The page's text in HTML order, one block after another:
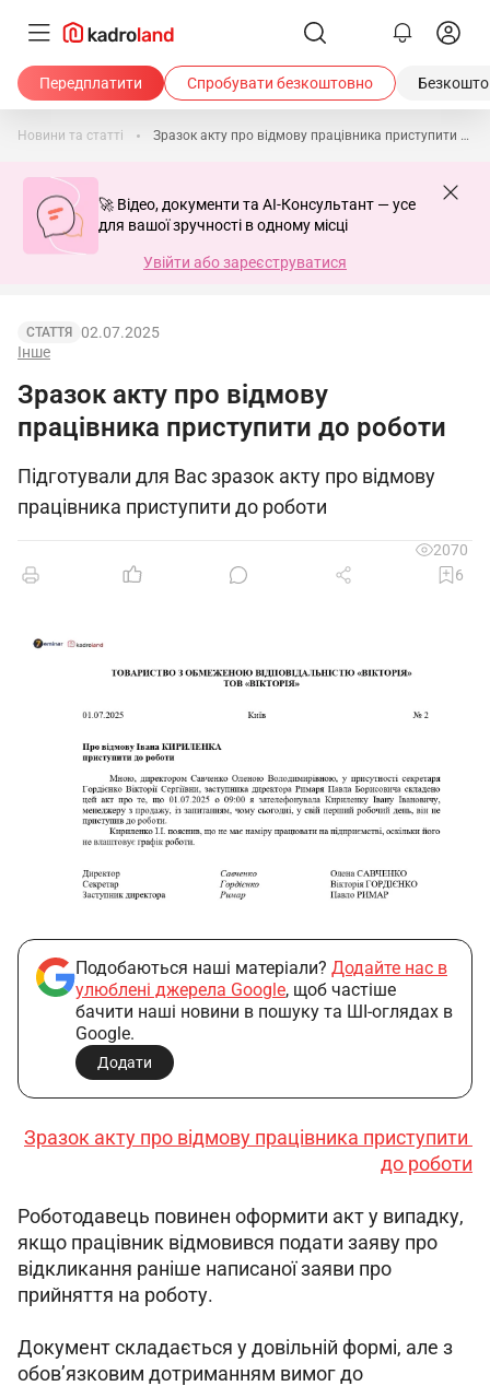
Передплатити Спробувати безкоштовно
Новини та статті Зразок акту про відмову працівника приступити до роботи
🚀 Відео, документи та AI-Консультант — усе
для вашої зручності в одному місці
Увійти або зареєструватися
СТАТТЯ
Інше
02.07.2025
Зразок акту про відмову
працівника приступити до роботи
Підготували для Вас зразок акту про відмову
працівника приступити до роботи
2070
6
Подобаються наші матеріали? Додайте нас в
улюблені джерела Google, щоб частіше
бачити наші новини в пошуку та ШІ-оглядах в
Google.
Додати
Зразок акту про відмову працівника приступити
до роботи
Роботодавець повинен оформити акт у випадку,
якщо працівник відмовився подати заяву про
відкликання раніше написаної заяви про
прийняття на роботу.
Документ складається у довільній формі, але з
обов’язковим дотриманням вимог до